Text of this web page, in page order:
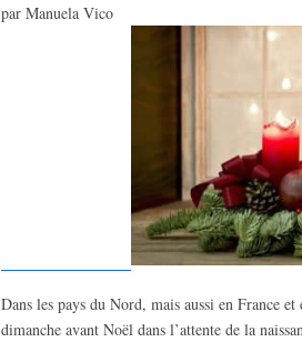
par Manuela Vico
Dans les pays du Nord, mais aussi en France
dimanche avant Noël dans l’attente de la